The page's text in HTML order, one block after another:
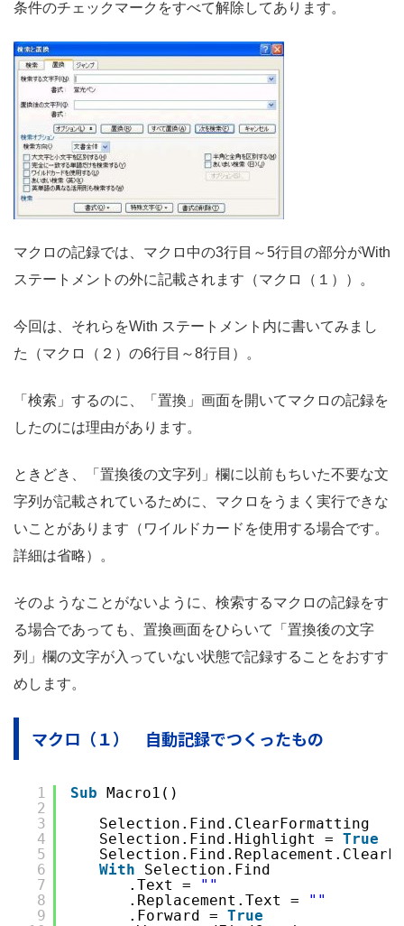
条件のチェックマークをすべて解除してあります。
マクロの記録では、マクロ中の3行目～5行目の部分がWith
ステートメントの外に記載されます（マクロ（１））。
今回は、それらをWith ステートメント内に書いてみまし
た（マクロ（２）の6行目～8行目）。
「検索」するのに、「置換」画面を開いてマクロの記録を
したのには理由があります。
ときどき、「置換後の文字列」欄に以前もちいた不要な文
字列が記載されているために、マクロをうまく実行できな
いことがあります（ワイルドカードを使用する場合です。
詳細は省略）。
そのようなことがないように、検索するマクロの記録をす
る場合であっても、置換画面をひらいて「置換後の文字
列」欄の文字が入っていない状態で記録することをおすす
めします。
マクロ（１） 自動記録でつくったもの
1
2
3
4
5
6
7
8
9
Sub
Macro1()
Selection.Find.ClearFormatting
Selection.Find.Highlight = True
With
Selection.Find
.Text =
""
.Replacement.Text =
""
.Forward = True